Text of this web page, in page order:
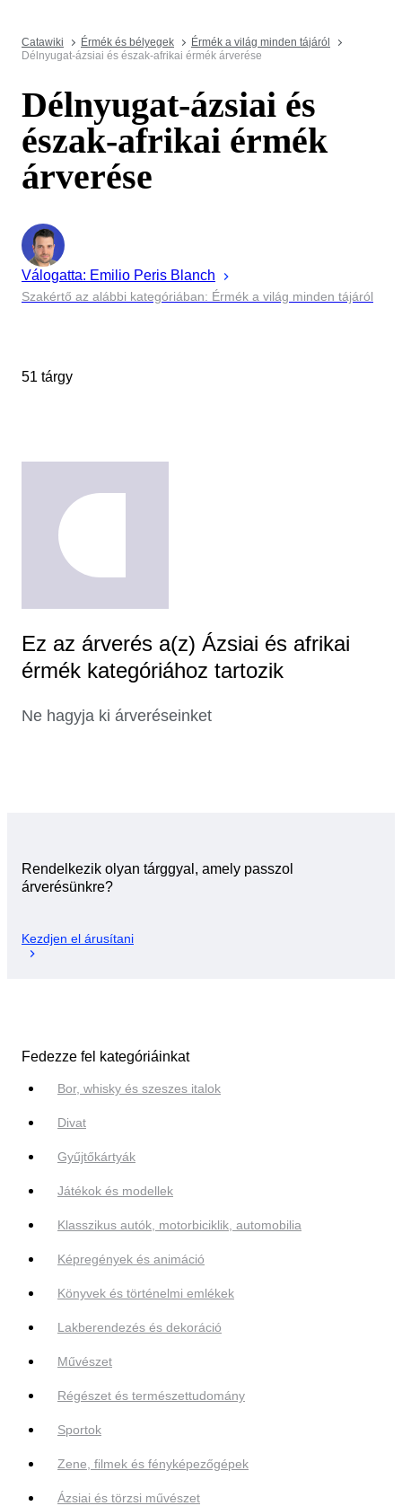
Catawiki Érmék és bélyegek
Érmék a világ minden tájáról
Délnyugat-ázsiai és észak-afrikai érmék árverése
Délnyugat-ázsiai és
észak-afrikai érmék
árverése
Válogatta: Emilio Peris Blanch
Szakértő az alábbi kategóriában: Érmék a világ minden tájáról
51 tárgy
Ez az árverés a(z) Ázsiai és afrikai
érmék kategóriához tartozik
Ne hagyja ki árveréseinket
Rendelkezik olyan tárggyal, amely passzol
árverésünkre?
Kezdjen el árusítani
Fedezze fel kategóriáinkat
Bor, whisky és szeszes italok
Divat
Gyűjtőkártyák
Játékok és modellek
Klasszikus autók, motorbiciklik, automobilia
Képregények és animáció
Könyvek és történelmi emlékek
Lakberendezés és dekoráció
Művészet
Régészet és természettudomány
Sportok
Zene, filmek és fényképezőgépek
Ázsiai és törzsi művészet